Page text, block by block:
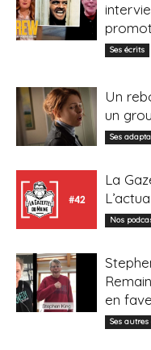
Ses écrits
Un
un
Ses
La
Nos
en
Ses